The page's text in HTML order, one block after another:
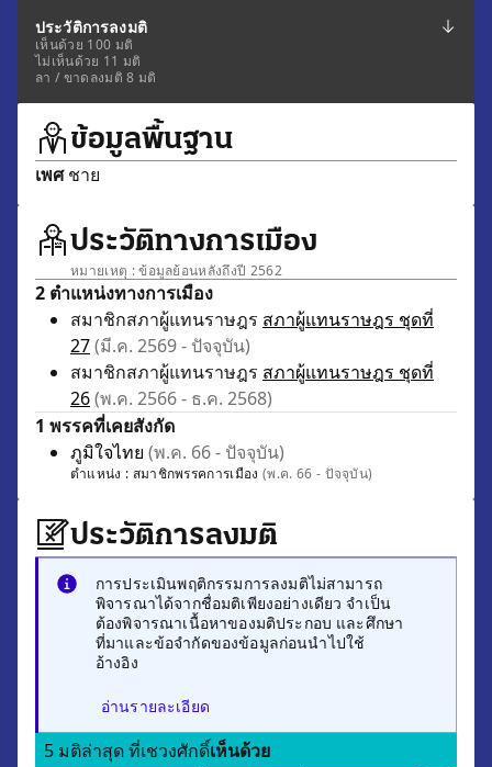
ประวัติการลงมติ
เห็นด้วย 100 มติ
ไม่เห็นด้วย 11 มติ
ลา / ขาดลงมติ 8 มติ
ข้อมูลพื้นฐาน
เพศชาย
ประวัติทางการเมือง
หมายเหตุ : ข้อมูลย้อนหลังถึงปี 2562
2 ตำแหน่งทางการเมือง
สมาชิกสภาผู้แทนราษฎร สภาผู้แทนราษฎร ชุดที่
27(มี.ค. 2569 - ปัจจุบัน)
สมาชิกสภาผู้แทนราษฎร สภาผู้แทนราษฎร ชุดที่
26(พ.ค. 2566 - ธ.ค. 2568)
1 พรรคที่เคยสังกัด
ภูมิใจไทย (พ.ค. 66 - ปัจจุบัน)
ตำแหน่ง : สมาชิกพรรคการเมือง(พ.ค. 66 - ปัจจุบัน)
ประวัติการลงมติ
การประเมินพฤติกรรมการลงมติไม่สามารถ
พิจารณาได้จากชื่อมติเพียงอย่างเดียว จำเป็น
ต้องพิจารณาเนื้อหาของมติประกอบ และศึกษา
ที่มาและข้อจำกัดของข้อมูลก่อนนำไปใช้
อ้างอิง
อ่านรายละเอียด
5 มติล่าสุด ที่เชวงศักดิ์เห็นด้วย